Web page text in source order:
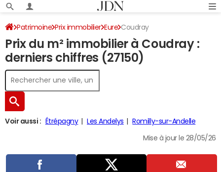
Patrimoine Prix immobilier Eure Coudray
Prix du m² immobilier à Coudray :
derniers chiffres (27150)
Voir aussi : Étrépagny Les Andelys Romilly-sur-Andelle
Mise à jour le 28/05/26